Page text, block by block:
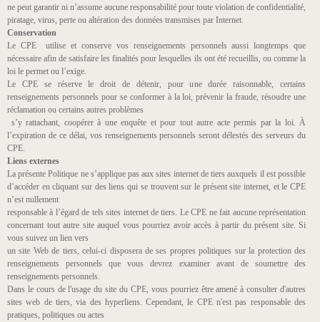
ne peut garantir ni n’assume aucune responsabilité pour toute violation de confidentialité,
piratage, virus, perte ou altération des données transmises par Internet.
Conservation
Le CPE utilise et conserve vos renseignements personnels aussi longtemps que
nécessaire afin de satisfaire les finalités pour lesquelles ils ont été recueillis, ou comme la
loi le permet ou l’exige.
Le CPE se réserve le droit de détenir, pour une durée raisonnable, certains
renseignements personnels pour se conformer à la loi, prévenir la fraude, résoudre une
réclamation ou certains autres problèmes
s’y rattachant, coopérer à une enquête et pour tout autre acte permis par la loi. À
l’expiration de ce délai, vos renseignements personnels seront délestés des serveurs du
CPE.
Liens externes
La présente Politique ne s’applique pas aux sites internet de tiers auxquels il est possible
d’accéder en cliquant sur des liens qui se trouvent sur le présent site internet, et le CPE
n’est nullement
responsable à l’égard de tels sites internet de tiers. Le CPE ne fait aucune représentation
concernant tout autre site auquel vous pourriez avoir accès à partir du présent site. Si
vous suivez un lien vers
un site Web de tiers, celui-ci disposera de ses propres politiques sur la protection des
renseignements personnels que vous devrez examiner avant de soumettre des
renseignements personnels.
Dans le cours de l'usage du site du CPE, vous pourriez être amené à consulter d'autres
sites web de tiers, via des hyperliens. Cependant, le CPE n'est pas responsable des
pratiques, politiques ou actes